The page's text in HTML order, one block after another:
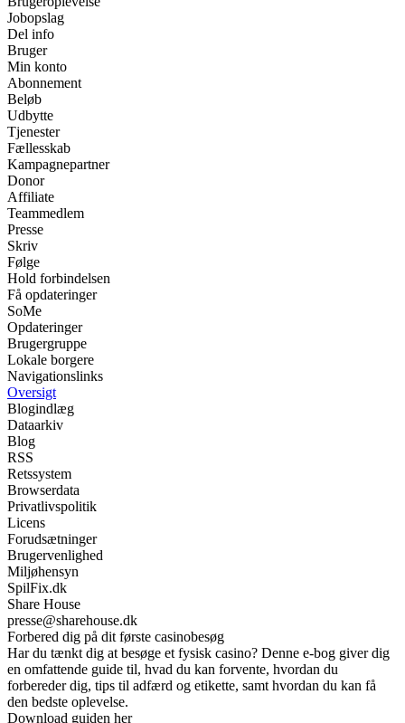
Jobopslag
Del info
Bruger
Min konto
Abonnement
Beløb
Udbytte
Tjenester
Fællesskab
Kampagnepartner
Donor
Affiliate
Teammedlem
Presse
Skriv
Følge
Hold forbindelsen
Få opdateringer
SoMe
Opdateringer
Brugergruppe
Lokale borgere
Navigationslinks
Oversigt
Blogindlæg
Dataarkiv
Blog
RSS
Retssystem
Browserdata
Privatlivspolitik
Licens
Forudsætninger
Brugervenlighed
Miljøhensyn
SpilFix.dk
Share House
presse@sharehouse.dk
Forbered dig på dit første casinobesøg
Har du tænkt dig at besøge et fysisk casino? Denne e-bog giver dig
en omfattende guide til, hvad du kan forvente, hvordan du
forbereder dig, tips til adfærd og etikette, samt hvordan du kan få
den bedste oplevelse.
Download guiden her